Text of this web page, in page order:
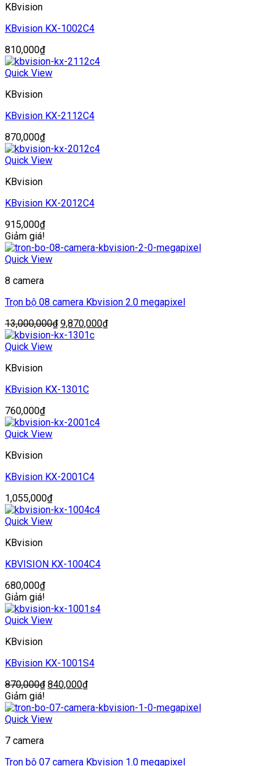
KBvision
KBvision KX-1002C4
810,000₫
Quick View
KBvision
KBvision KX-2112C4
870,000₫
Quick View
KBvision
KBvision KX-2012C4
915,000₫
Giảm giá!
Quick View
8 camera
Trọn bộ 08 camera Kbvision 2.0 megapixel
13,000,000₫ Giá
gốc
9,870,000₫Giá
Quick View
KBvision
KBvision KX-1301C
760,000₫
Quick View
KBvision
KBvision KX-2001C4
1,055,000₫
Quick View
KBvision
KBVISION KX-1004C4
680,000₫
Giảm giá!
Quick View
KBvision
KBvision KX-1001S4
870,000₫ Giá
là:
870,000₫.
840,000₫Giá
tại
Giảm giá!
Quick View
7 camera
Trọn bộ 07 camera Kbvision 1.0 megapixel